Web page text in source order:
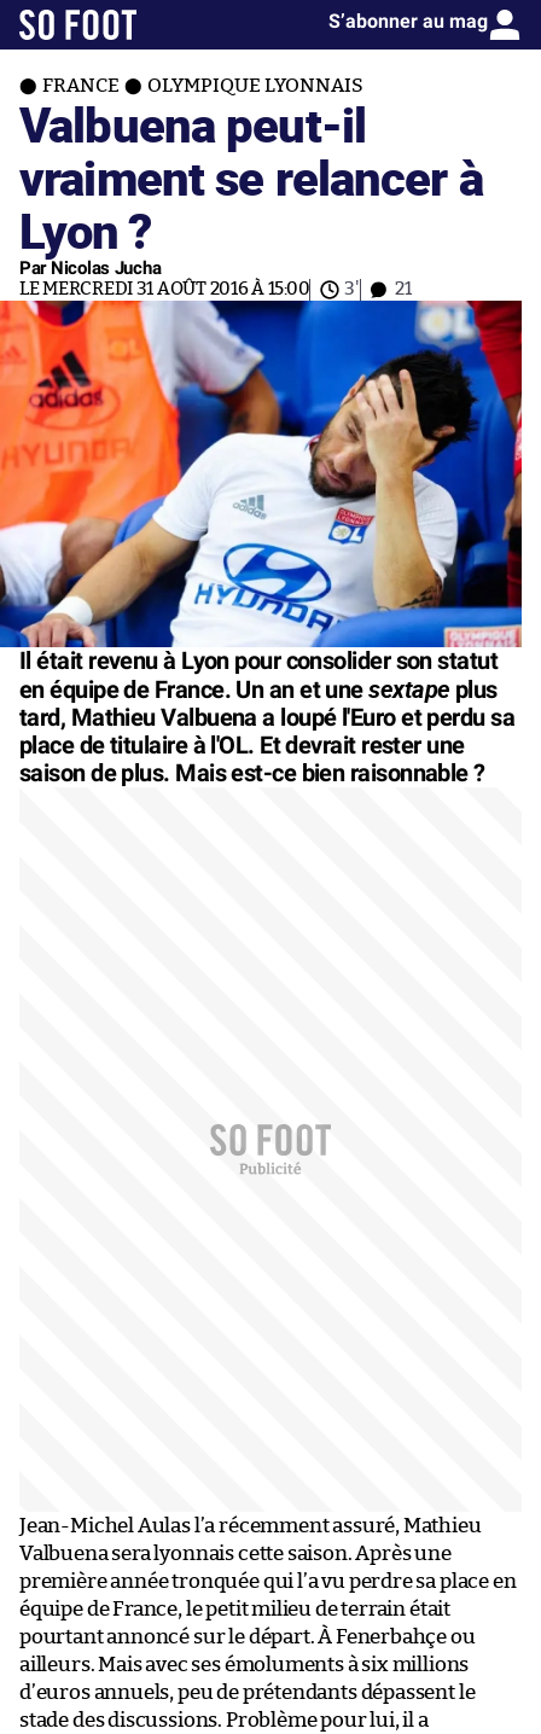
S’abonner au mag
FRANCE OLYMPIQUE LYONNAIS
Valbuena peut-il
vraiment se relancer à
Lyon ?
Par Nicolas Jucha
LE MERCREDI 31 AOÛT 2016 À 15:00 3' 21
Il était revenu à Lyon pour consolider son statut
en équipe de France. Un an et unesextape plus
tard, Mathieu Valbuena a loupé l'Euro et perdu sa
place de titulaire à l'OL. Et devrait rester une
saison de plus. Mais est-ce bien raisonnable ?
Jean-Michel Aulas l’a récemment assuré, Mathieu
Valbuena sera lyonnais cette saison. Après une
première année tronquée qui l’a vu perdre sa place en
équipe de France, le petit milieu de terrain était
pourtant annoncé sur le départ. À Fenerbahçe ou
ailleurs. Mais avec ses émoluments à six millions
d’euros annuels, peu de prétendants dépassent le
stade des discussions. Problème pour lui, il a